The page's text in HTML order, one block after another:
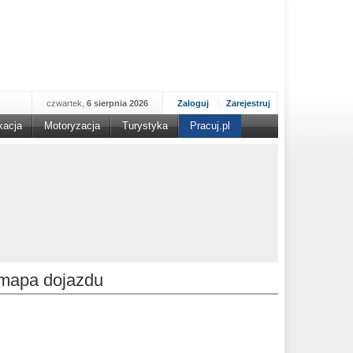
Zaloguj Zarejestruj
czwartek, 6 sierpnia 2026
Motoryzacja Turystyka Pracuj.pl
dojazdu